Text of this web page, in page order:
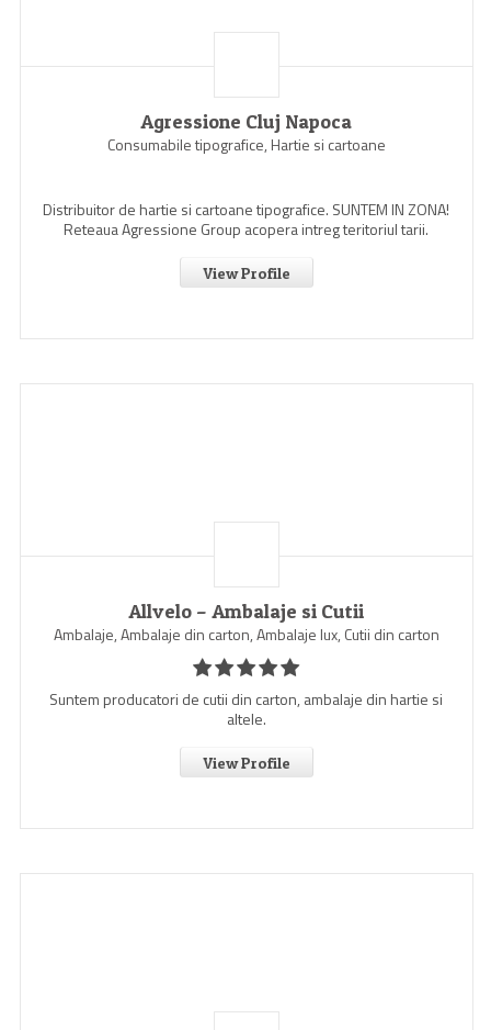
Agressione Cluj Napoca
Consumabile tipografice, Hartie si cartoane
Distribuitor de hartie si cartoane tipografice. SUNTEM IN ZONA!
Reteaua Agressione Group acopera intreg teritoriul tarii.
View Profile
Allvelo – Ambalaje si Cutii
Ambalaje, Ambalaje din carton, Ambalaje lux, Cutii din carton
Suntem producatori de cutii din carton, ambalaje din hartie si
altele.
View Profile